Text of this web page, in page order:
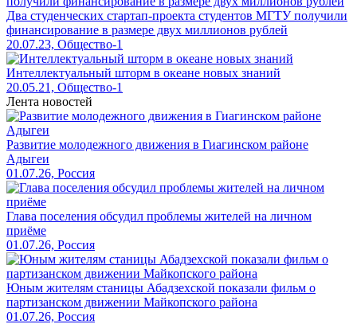
Два студенческих стартап-проекта студентов МГТУ получили
финансирование в размере двух миллионов рублей
20.07.23, Общество-1
Интеллектуальный шторм в океане новых знаний
20.05.21, Общество-1
Лента новостей
Развитие молодежного движения в Гиагинском районе
Адыгеи
01.07.26, Россия
Глава поселения обсудил проблемы жителей на личном
приёме
01.07.26, Россия
Юным жителям станицы Абадзехской показали фильм о
партизанском движении Майкопского района
01.07.26, Россия